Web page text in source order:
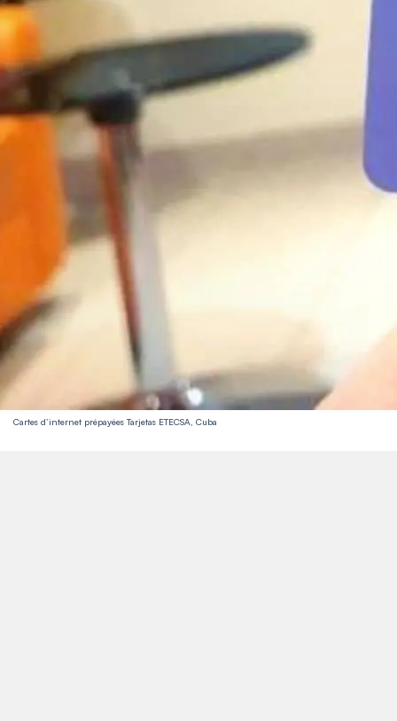
Cartes d’internet prépayées Tarjetas ETECSA, Cuba